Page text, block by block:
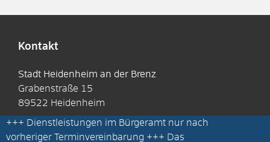
Kontakt
Stadt Heidenheim an der Brenz
Grabenstraße 15
89522 Heidenheim
rathaus@heidenheim.de
(0 73 21) 3 27-0
+++ Dienstleistungen im Bürgeramt nur nach
vorheriger Terminvereinbarung +++ Das